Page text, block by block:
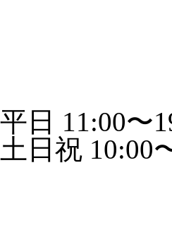
平日 11:00〜
土日祝 10:00